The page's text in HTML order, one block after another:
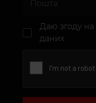
Даю згоду на
даних